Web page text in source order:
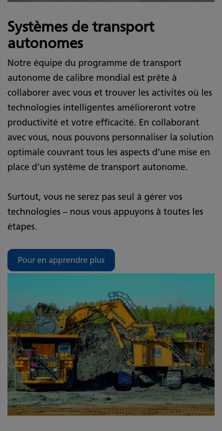
Systèmes de transport
autonomes
Notre équipe du programme de transport
autonome de calibre mondial est prête à
collaborer avec vous et trouver les activités où les
technologies intelligentes amélioreront votre
productivité et votre efficacité. En collaborant
avec vous, nous pouvons personnaliser la solution
optimale couvrant tous les aspects d’une mise en
place d’un système de transport autonome.
Surtout, vous ne serez pas seul à gérer vos
technologies – nous vous appuyons à toutes les
étapes.
Pour en apprendre plus